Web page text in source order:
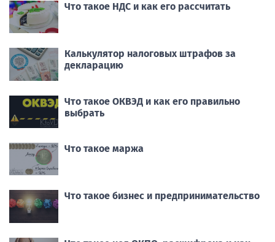
Что такое НДС и как его рассчитать
Калькулятор налоговых штрафов за
декларацию
Что такое ОКВЭД и как его правильно
выбрать
Что такое маржа
Что такое бизнес и предпринимательство